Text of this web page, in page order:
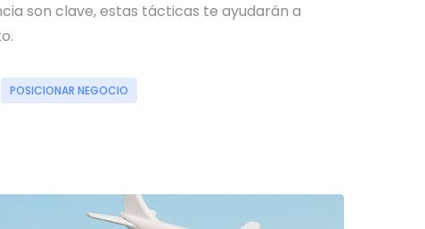
son clave, estas tácticas te ayudarán a
POSICIONAR NEGOCIO